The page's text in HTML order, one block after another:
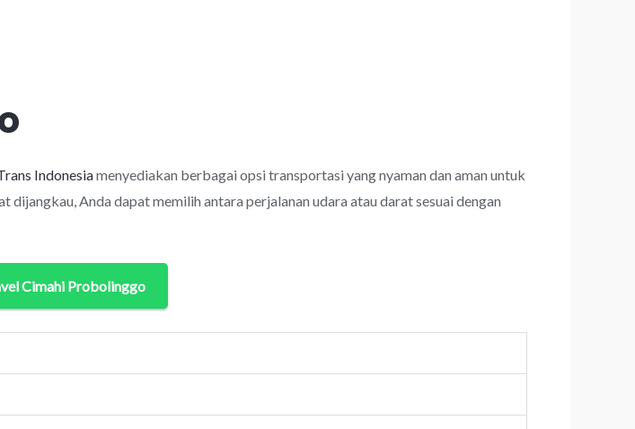
Indonesiamenyediakan berbagai opsi transportasi yang nyaman dan aman untuk
Anda dapat memilih antara perjalanan udara atau darat sesuai dengan
Cimahi Probolinggo